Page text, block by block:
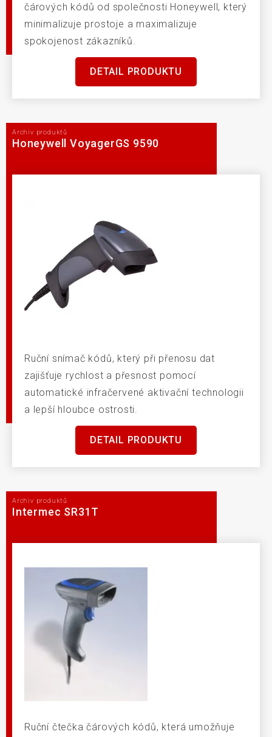
čárových kódů od společnosti Honeywell, který
minimalizuje prostoje a maximalizuje
spokojenost zákazníků.
DETAIL PRODUKTU
Archiv produktů
Honeywell VoyagerGS 9590
Ruční snímač kódů, který při přenosu dat
zajišťuje rychlost a přesnost pomocí
automatické infračervené aktivační technologii
a lepší hloubce ostrosti.
DETAIL PRODUKTU
Archiv produktů
Intermec SR31T
Ruční čtečka čárových kódů, která umožňuje